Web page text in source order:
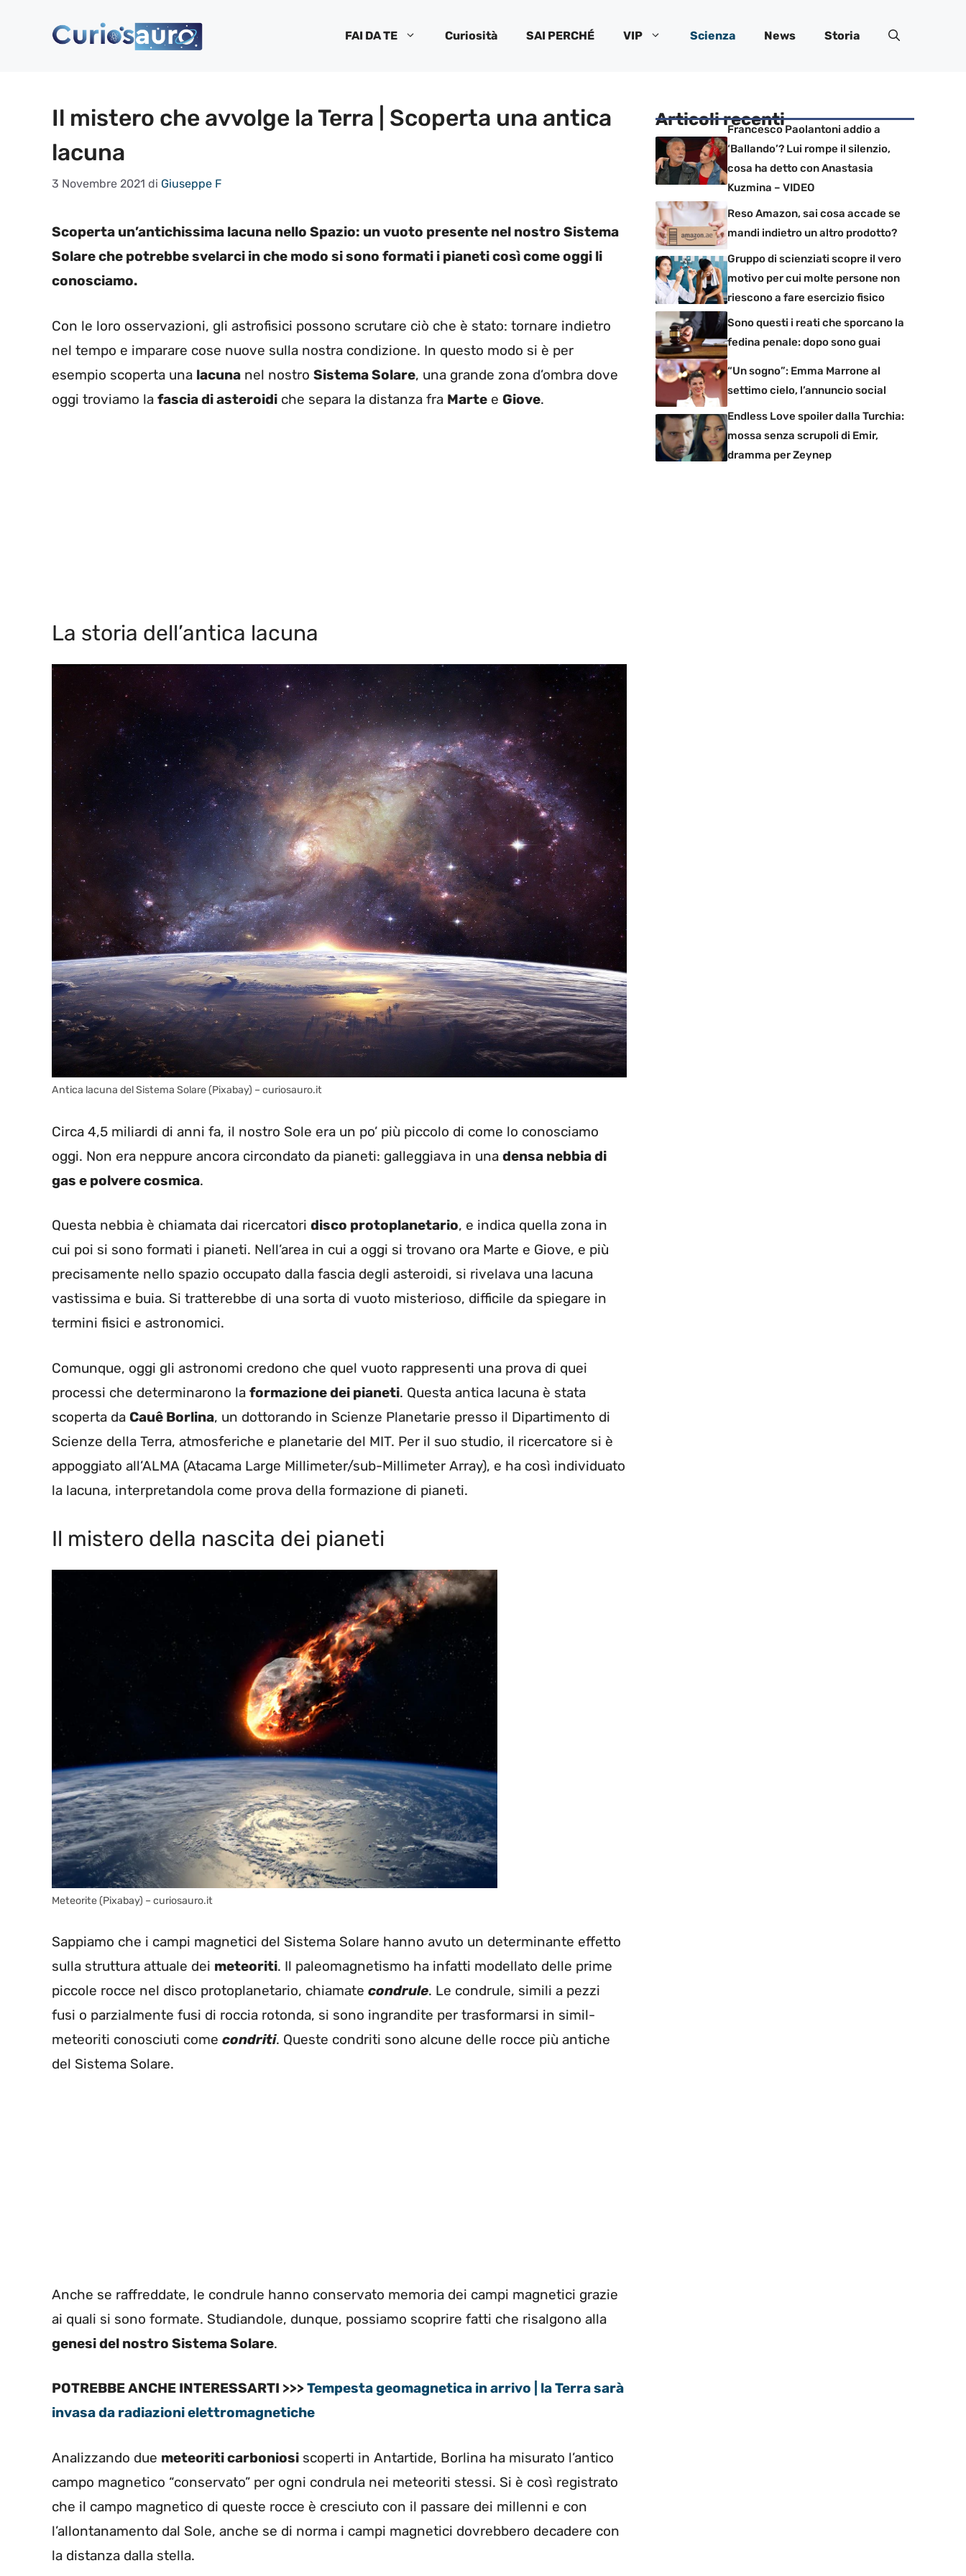
FAI DA TE Curiosità SAI PERCHÉ VIP Scienza News Storia
Il mistero che avvolge la Terra | Scoperta una antica
lacuna
3 Novembre 2021 di Giuseppe F
Scoperta un’antichissima lacuna nello Spazio: un vuoto presente nel nostro Sistema
Solare che potrebbe svelarci in che modo si sono formati i pianeti così come oggi li
conosciamo.
Con le loro osservazioni, gli astrofisici possono scrutare ciò che è stato: tornare indietro
nel tempo e imparare cose nuove sulla nostra condizione. In questo modo si è per
esempio scoperta una lacuna nel nostro Sistema Solare, una grande zona d’ombra dove
oggi troviamo la fascia di asteroidi che separa la distanza fra Marte e Giove.
La storia dell’antica lacuna
Antica lacuna del Sistema Solare (Pixabay) – curiosauro.it
Circa 4,5 miliardi di anni fa, il nostro Sole era un po’ più piccolo di come lo conosciamo
oggi. Non era neppure ancora circondato da pianeti: galleggiava in una densa nebbia di
gas e polvere cosmica.
Questa nebbia è chiamata dai ricercatori disco protoplanetario, e indica quella zona in
cui poi si sono formati i pianeti. Nell’area in cui a oggi si trovano ora Marte e Giove, e più
precisamente nello spazio occupato dalla fascia degli asteroidi, si rivelava una lacuna
vastissima e buia. Si tratterebbe di una sorta di vuoto misterioso, difficile da spiegare in
termini fisici e astronomici.
Comunque, oggi gli astronomi credono che quel vuoto rappresenti una prova di quei
processi che determinarono la formazione dei pianeti. Questa antica lacuna è stata
scoperta da Cauê Borlina, un dottorando in Scienze Planetarie presso il Dipartimento di
Scienze della Terra, atmosferiche e planetarie del MIT. Per il suo studio, il ricercatore si è
appoggiato all’ALMA (Atacama Large Millimeter/sub-Millimeter Array), e ha così individuato
la lacuna, interpretandola come prova della formazione di pianeti.
Il mistero della nascita dei pianeti
Meteorite (Pixabay) – curiosauro.it
Sappiamo che i campi magnetici del Sistema Solare hanno avuto un determinante effetto
sulla struttura attuale dei meteoriti. Il paleomagnetismo ha infatti modellato delle prime
piccole rocce nel disco protoplanetario, chiamate condrule. Le condrule, simili a pezzi
fusi o parzialmente fusi di roccia rotonda, si sono ingrandite per trasformarsi in simil-
meteoriti conosciuti come condriti. Queste condriti sono alcune delle rocce più antiche
del Sistema Solare.
Anche se raffreddate, le condrule hanno conservato memoria dei campi magnetici grazie
ai quali si sono formate. Studiandole, dunque, possiamo scoprire fatti che risalgono alla
genesi del nostro Sistema Solare.
POTREBBE ANCHE INTERESSARTI >>>Tempesta geomagnetica in arrivo | la Terra sarà
invasa da radiazioni elettromagnetiche
Analizzando due meteoriti carboniosi scoperti in Antartide, Borlina ha misurato l’antico
campo magnetico “conservato” per ogni condrula nei meteoriti stessi. Si è così registrato
che il campo magnetico di queste rocce è cresciuto con il passare dei millenni e con
l’allontanamento dal Sole, anche se di norma i campi magnetici dovrebbero decadere con
la distanza dalla stella.
Articoli recentiFrancesco Paolantoni addio a
‘Ballando’? Lui rompe il silenzio,
cosa ha detto con Anastasia
Kuzmina – VIDEO
Reso Amazon, sai cosa accade se
mandi indietro un altro prodotto?
Gruppo di scienziati scopre il vero
motivo per cui molte persone non
riescono a fare esercizio fisico
Sono questi i reati che sporcano la
fedina penale: dopo sono guai
“Un sogno”: Emma Marrone al
settimo cielo, l’annuncio social
Endless Love spoiler dalla Turchia:
mossa senza scrupoli di Emir,
dramma per Zeynep